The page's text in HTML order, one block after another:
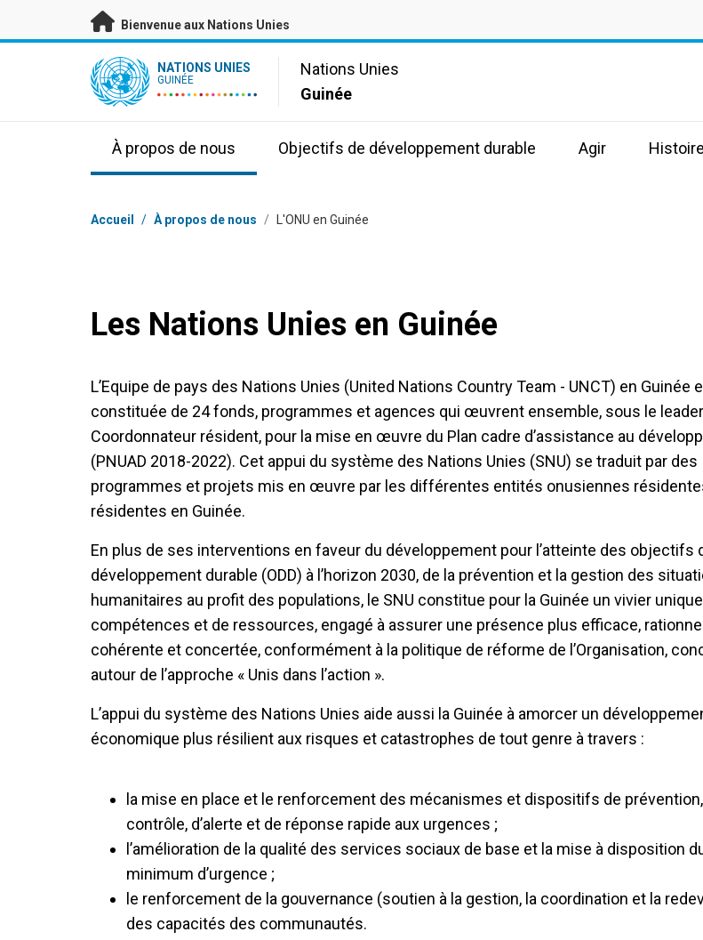
Passer au contenu principal
Bienvenue aux Nations Unies
UN Logo NATIONS UNIES
GUINÉE
Nations Unies
Guinée
À propos de nous Objectifs de développement durable Agir
Fil d'Ariane
Accueil / À propos de nous / L'ONU en Guinée
Les Nations Unies en Guinée
L’Equipe de pays des Nations Unies (United Nations Country Team - UNCT) en Guinée
constituée de 24 fonds, programmes et agences qui œuvrent ensemble, sous le
Coordonnateur résident, pour la mise en œuvre du Plan cadre d’assistance au
(PNUAD 2018-2022). Cet appui du système des Nations Unies (SNU) se traduit par des
programmes et projets mis en œuvre par les différentes entités onusiennes
résidentes en Guinée.
En plus de ses interventions en faveur du développement pour l’atteinte des objectifs
développement durable (ODD) à l’horizon 2030, de la prévention et la gestion des
humanitaires au profit des populations, le SNU constitue pour la Guinée un vivier
compétences et de ressources, engagé à assurer une présence plus efficace,
cohérente et concertée, conformément à la politique de réforme de l’Organisation,
autour de l’approche « Unis dans l’action ».
L’appui du système des Nations Unies aide aussi la Guinée à amorcer un
économique plus résilient aux risques et catastrophes de tout genre à travers :
la mise en place et le renforcement des mécanismes et dispositifs de
contrôle, d’alerte et de réponse rapide aux urgences ;
l’amélioration de la qualité des services sociaux de base et la mise à disposition
minimum d’urgence ;
le renforcement de la gouvernance (soutien à la gestion, la coordination et la
des capacités des communautés.